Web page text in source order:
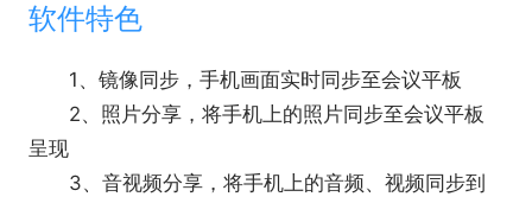
软件特色
1、镜像同步，手机画面实时同步至会议平板
2、照片分享，将手机上的照片同步至会议平板
呈现
3、音视频分享，将手机上的音频、视频同步到